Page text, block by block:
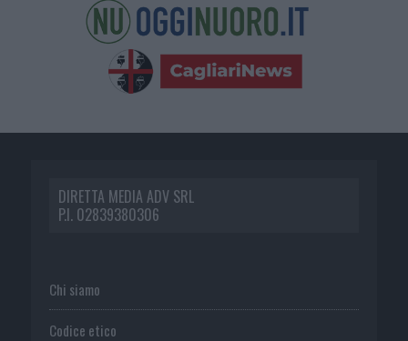
DIRETTA MEDIA ADV SRL
P.I. 02839380306
Chi siamo
Codice etico